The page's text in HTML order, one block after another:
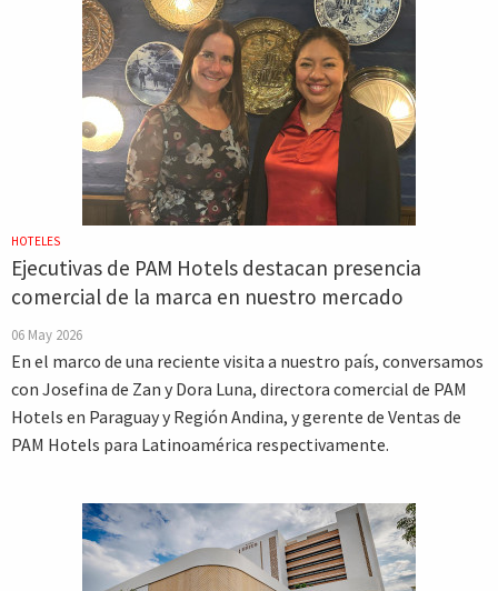
HOTELES
Ejecutivas de PAM Hotels destacan presencia
comercial de la marca en nuestro mercado
06 May 2026
En el marco de una reciente visita a nuestro país, conversamos
con Josefina de Zan y Dora Luna, directora comercial de PAM
Hotels en Paraguay y Región Andina, y gerente de Ventas de
PAM Hotels para Latinoamérica respectivamente.